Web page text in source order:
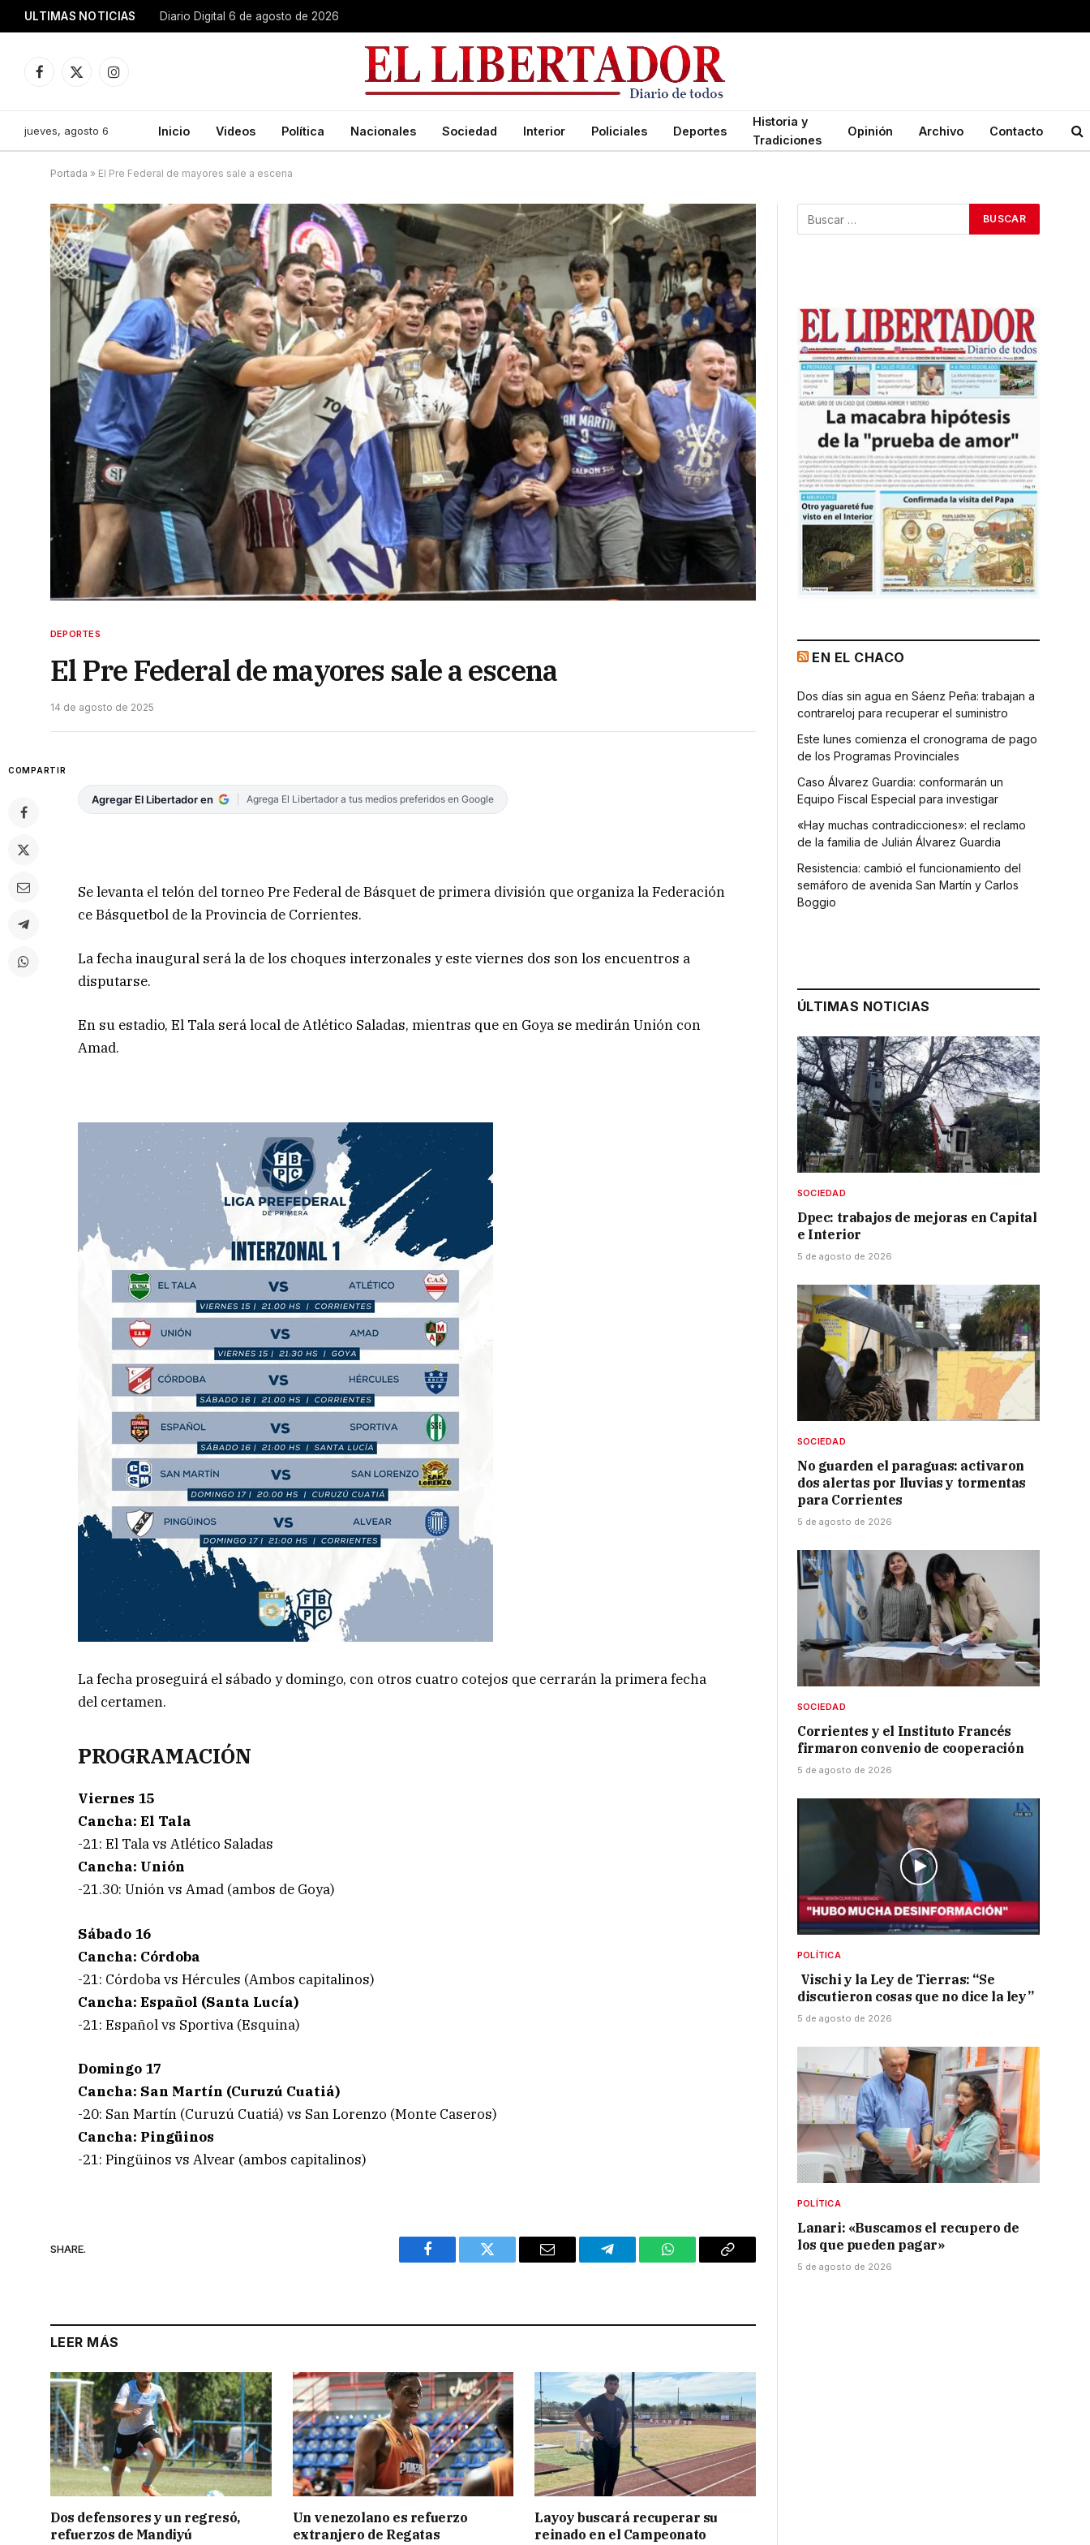
ULTIMAS NOTICIAS Diario Digital 6 de agosto de 2026
Facebook
X
Instagram
jueves, agosto 6 Inicio Videos Política Nacionales Sociedad Interior Policiales Deportes
Historia y
Tradiciones
Opinión Archivo Contacto
Portada » El Pre Federal de mayores sale a escena
DEPORTES
El Pre Federal de mayores sale a escena
14 de agosto de 2025
COMPARTIR
Agregar El Libertador en Agrega El Libertador a tus medios preferidos en Google
Se levanta el telón del torneo Pre Federal de Básquet de primera división que organiza la Federación
ce Básquetbol de la Provincia de Corrientes.
La fecha inaugural será la de los choques interzonales y este viernes dos son los encuentros a
disputarse.
En su estadio, El Tala será local de Atlético Saladas, mientras que en Goya se medirán Unión con
Amad.
La fecha proseguirá el sábado y domingo, con otros cuatro cotejos que cerrarán la primera fecha
del certamen.
PROGRAMACIÓN
Viernes 15
Cancha: El Tala
-21: El Tala vs Atlético Saladas
Cancha: Unión
-21.30: Unión vs Amad (ambos de Goya)
Sábado 16
Cancha: Córdoba
-21: Córdoba vs Hércules (Ambos capitalinos)
Cancha: Español (Santa Lucía)
-21: Español vs Sportiva (Esquina)
Domingo 17
Cancha: San Martín (Curuzú Cuatiá)
-20: San Martín (Curuzú Cuatiá) vs San Lorenzo (Monte Caseros)
Cancha: Pingüinos
-21: Pingüinos vs Alvear (ambos capitalinos)
SHARE.
Facebook Twitter Email Telegram WhatsAppCopy
LEER MÁS
Dos defensores y un regresó,
refuerzos de Mandiyú
Un venezolano es refuerzo
extranjero de Regatas
Layoy buscará recuperar su
reinado en el Campeonato
EN EL CHACO
Dos días sin agua en Sáenz Peña: trabajan a
contrareloj para recuperar el suministro
Este lunes comienza el cronograma de pago
de los Programas Provinciales
Caso Álvarez Guardia: conformarán un
Equipo Fiscal Especial para investigar
«Hay muchas contradicciones»: el reclamo
de la familia de Julián Álvarez Guardia
Resistencia: cambió el funcionamiento del
semáforo de avenida San Martín y Carlos
Boggio
ÚLTIMAS NOTICIAS
SOCIEDAD
Dpec: trabajos de mejoras en Capital
e Interior
5 de agosto de 2026
SOCIEDAD
No guarden el paraguas: activaron
dos alertas por lluvias y tormentas
para Corrientes
5 de agosto de 2026
SOCIEDAD
Corrientes y el Instituto Francés
firmaron convenio de cooperación
5 de agosto de 2026
POLÍTICA
Vischi y la Ley de Tierras: “Se
discutieron cosas que no dice la ley”
5 de agosto de 2026
POLÍTICA
Lanari: «Buscamos el recupero de
los que pueden pagar»
5 de agosto de 2026